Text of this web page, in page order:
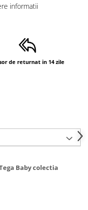
informatii
de returnat in 14 zile
Baby colectia